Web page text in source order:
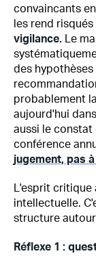
convaincants
les rend risqués
vigilance. Le
des
probablement
aujourd'hui
aussi le constat
conférence
jugement, pas à
L'esprit
intellectuelle.
structure
Réflexe 1 :